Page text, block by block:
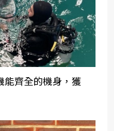
能齊全的機身，獲